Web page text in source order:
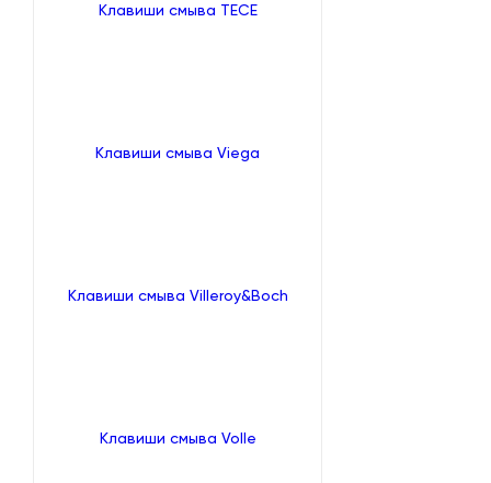
Клавиши смыва TECE
Клавиши смыва Viega
Клавиши смыва Villeroy&Boch
Клавиши смыва Volle